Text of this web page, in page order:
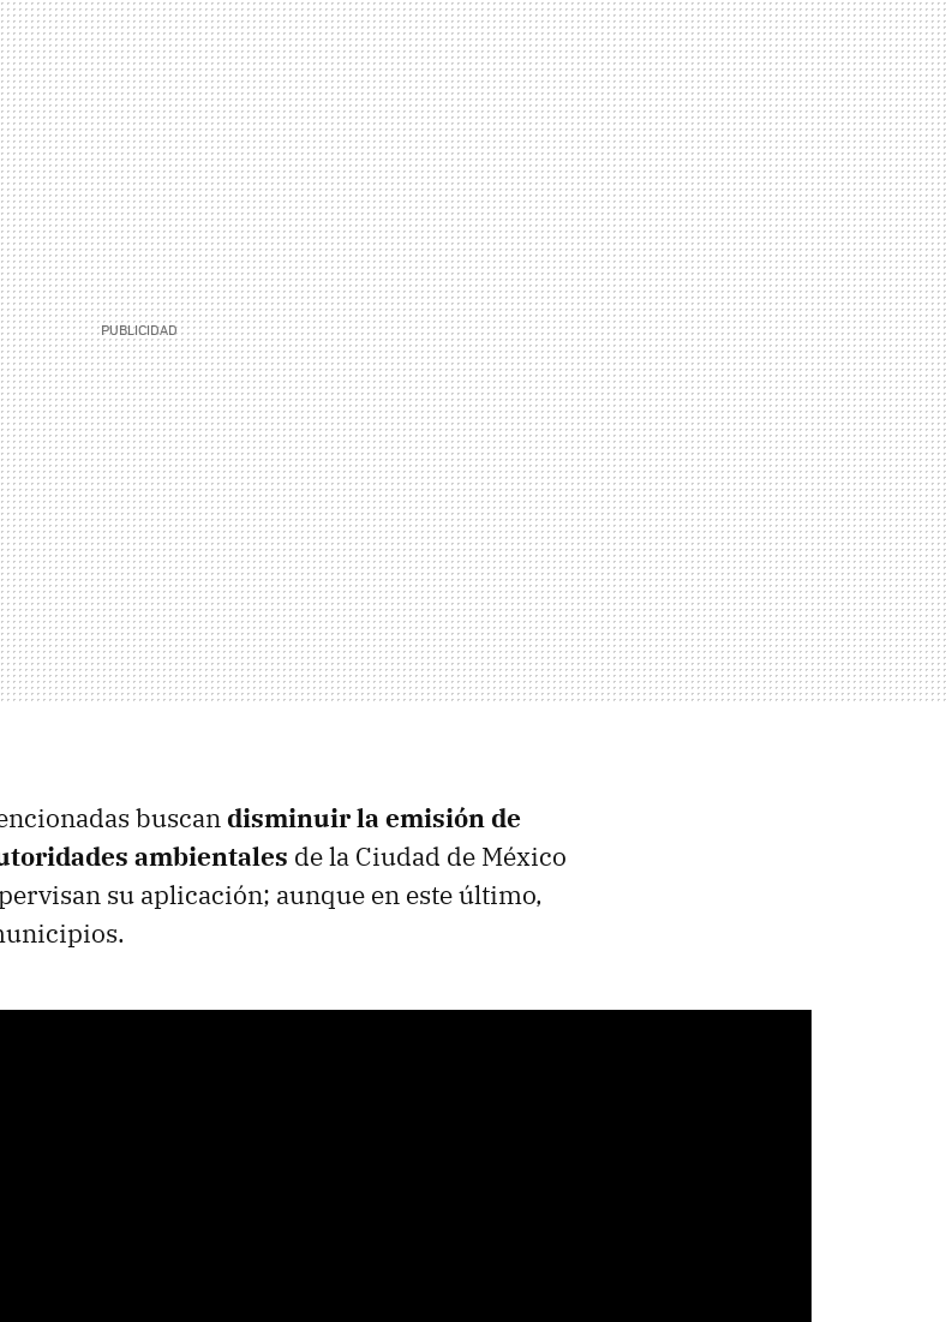
buscandisminuir la emisión de
ambientales de la Ciudad de México
su aplicación; aunque en este último,